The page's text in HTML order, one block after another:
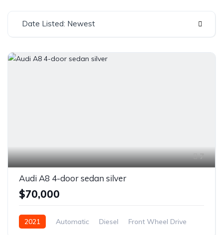
Date Listed: Newest
7
Audi A8 4-door sedan silver
$70,000
2021 Automatic Diesel Front Wheel Drive